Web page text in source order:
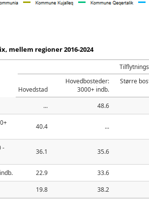
mellem regioner 2016-2024
Hovedstad
Hovedbosteder:
3000+ indb.
Større
...
48.6
40.4 ...
-
36.1 35.6
22.9
33.6
19.8 38.2